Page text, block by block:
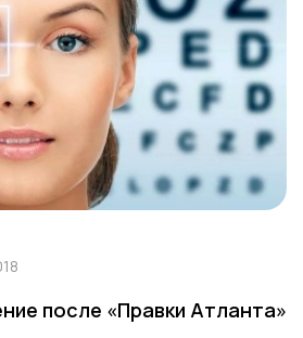
после «Правки Атланта»